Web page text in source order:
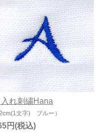
れ刺繍Hana
2cm(1文字) ブルー）
円